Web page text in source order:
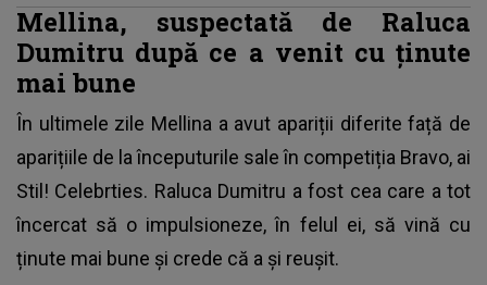
Mellina, suspectată de Raluca
Dumitru după ce a venit cu ținute
mai bune
În ultimele zile Mellina a avut apariții diferite față de
aparițiile de la începuturile sale în competiția Bravo, ai
Stil! Celebrties. Raluca Dumitru a fost cea care a tot
încercat să o impulsioneze, în felul ei, să vină cu
ținute mai bune și crede că a și reușit.